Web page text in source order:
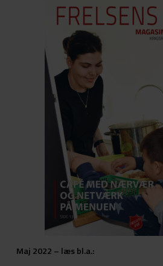
Maj 2022 – læs bl.a.: